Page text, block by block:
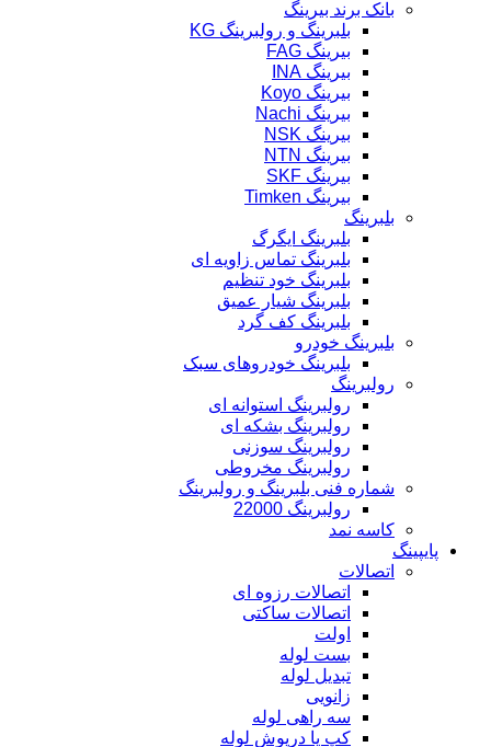
بانک برند بیرینگ
بلبرینگ و رولبرینگ KG
بیرینگ FAG
بیرینگ INA
بیرینگ Koyo
بیرینگ Nachi
بیرینگ NSK
بیرینگ NTN
بیرینگ SKF
بیرینگ Timken
بلبرینگ
بلبرینگ ایگرگ
بلبرینگ تماس زاویه ای
بلبرینگ خود تنظیم
بلبرینگ شیار عمیق
بلبرینگ کف گرد
بلبرینگ خودرو
بلبرینگ خودروهای سبک
رولبرینگ
رولبرینگ استوانه ای
رولبرینگ بشکه ای
رولبرینگ سوزنی
رولبرینگ مخروطی
شماره فنی بلبرینگ و رولبرینگ
رولبرینگ 22000
کاسه نمد
پایپینگ
اتصالات
اتصالات رزوه ای
اتصالات ساکتی
اولت
بست لوله
تبدیل لوله
زانویی
سه راهی لوله
کپ یا درپوش لوله